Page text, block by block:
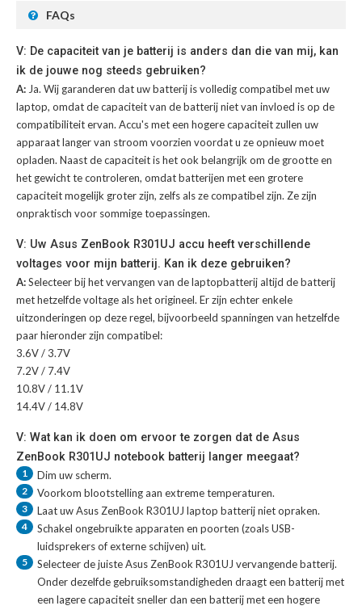
FAQs
V: De capaciteit van je batterij is anders dan die van mij, kan
ik de jouwe nog steeds gebruiken?
A: Ja. Wij garanderen dat uw batterij is volledig compatibel met uw
laptop, omdat de capaciteit van de batterij niet van invloed is op de
compatibiliteit ervan. Accu's met een hogere capaciteit zullen uw
apparaat langer van stroom voorzien voordat u ze opnieuw moet
opladen. Naast de capaciteit is het ook belangrijk om de grootte en
het gewicht te controleren, omdat batterijen met een grotere
capaciteit mogelijk groter zijn, zelfs als ze compatibel zijn. Ze zijn
onpraktisch voor sommige toepassingen.
V: Uw Asus ZenBook R301UJ accu heeft verschillende
voltages voor mijn batterij. Kan ik deze gebruiken?
A:Selecteer bij het vervangen van de laptopbatterij altijd de batterij
met hetzelfde voltage als het origineel. Er zijn echter enkele
uitzonderingen op deze regel, bijvoorbeeld spanningen van hetzelfde
paar hieronder zijn compatibel:
3.6V / 3.7V
7.2V / 7.4V
10.8V / 11.1V
14.4V / 14.8V
V: Wat kan ik doen om ervoor te zorgen dat de Asus
ZenBook R301UJ notebook batterij langer meegaat?
1 Dim uw scherm.
2 Voorkom blootstelling aan extreme temperaturen.
3 Laat uwAsus ZenBook R301UJ laptop batterijniet opraken.
4
Schakel ongebruikte apparaten en poorten (zoals USB-
luidsprekers of externe schijven) uit.
5 Selecteer de juisteAsus ZenBook R301UJ vervangende batterij.
Onder dezelfde gebruiksomstandigheden draagt een batterij met
een lagere capaciteit sneller dan een batterij met een hogere